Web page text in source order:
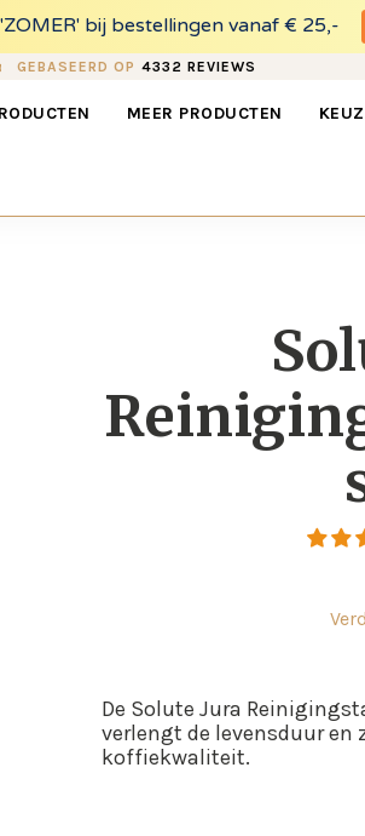
bij bestellingen vanaf € 25,-
GEBASEERD OP 4332 REVIEWS
MEER PRODUCTEN
De Solute Jura
verlengt de levensduur en
koffiekwaliteit.